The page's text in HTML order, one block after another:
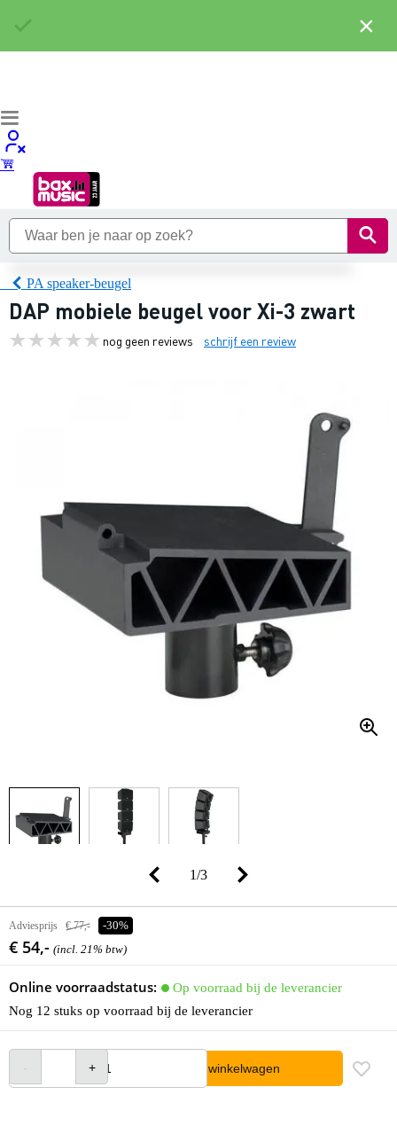
PA speaker-beugel
DAP mobiele beugel voor Xi-3 zwart
nog geen reviews schrijf een review
1/3
Adviesprijs € 77,- -30%
€ 54,- (incl. 21% btw)
Online voorraadstatus:
Op voorraad bij de leverancier
Nog 12 stuks op voorraad bij de leverancier
In winkelwagen
×